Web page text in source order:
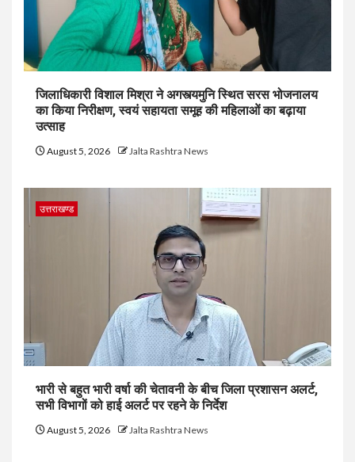
जिलाधिकारी विशाल मिश्रा ने अगस्त्यमुनि स्थित सरस भोजनालय
का किया निरीक्षण, स्वयं सहायता समूह की महिलाओं का बढ़ाया
उत्साह
August 5, 2026 Jalta Rashtra News
उत्तराखण्ड
भारी से बहुत भारी वर्षा की चेतावनी के बीच जिला प्रशासन अलर्ट,
सभी विभागों को हाई अलर्ट पर रहने के निर्देश
August 5, 2026 Jalta Rashtra News